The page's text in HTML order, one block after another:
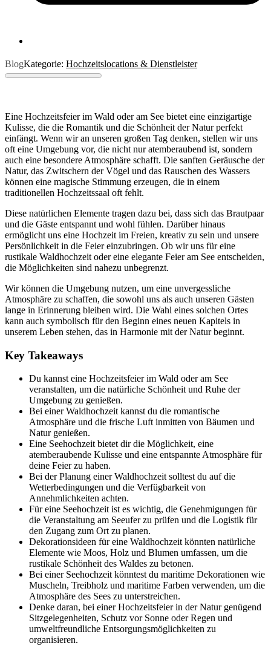
BlogKategorie: Hochzeitslocations & Dienstleister
Eine Hochzeitsfeier im Wald oder am See bietet eine einzigartige
Kulisse, die die Romantik und die Schönheit der Natur perfekt
einfängt. Wenn wir an unseren großen Tag denken, stellen wir uns
oft eine Umgebung vor, die nicht nur atemberaubend ist, sondern
auch eine besondere Atmosphäre schafft. Die sanften Geräusche der
Natur, das Zwitschern der Vögel und das Rauschen des Wassers
können eine magische Stimmung erzeugen, die in einem
traditionellen Hochzeitssaal oft fehlt.
Diese natürlichen Elemente tragen dazu bei, dass sich das Brautpaar
und die Gäste entspannt und wohl fühlen. Darüber hinaus
ermöglicht uns eine Hochzeit im Freien, kreativ zu sein und unsere
Persönlichkeit in die Feier einzubringen. Ob wir uns für eine
rustikale Waldhochzeit oder eine elegante Feier am See entscheiden,
die Möglichkeiten sind nahezu unbegrenzt.
Wir können die Umgebung nutzen, um eine unvergessliche
Atmosphäre zu schaffen, die sowohl uns als auch unseren Gästen
lange in Erinnerung bleiben wird. Die Wahl eines solchen Ortes
kann auch symbolisch für den Beginn eines neuen Kapitels in
unserem Leben stehen, das in Harmonie mit der Natur beginnt.
Key Takeaways
Du kannst eine Hochzeitsfeier im Wald oder am See
veranstalten, um die natürliche Schönheit und Ruhe der
Umgebung zu genießen.
Bei einer Waldhochzeit kannst du die romantische
Atmosphäre und die frische Luft inmitten von Bäumen und
Natur genießen.
Eine Seehochzeit bietet dir die Möglichkeit, eine
atemberaubende Kulisse und eine entspannte Atmosphäre für
deine Feier zu haben.
Bei der Planung einer Waldhochzeit solltest du auf die
Wetterbedingungen und die Verfügbarkeit von
Annehmlichkeiten achten.
Für eine Seehochzeit ist es wichtig, die Genehmigungen für
die Veranstaltung am Seeufer zu prüfen und die Logistik für
den Zugang zum Ort zu planen.
Dekorationsideen für eine Waldhochzeit könnten natürliche
Elemente wie Moos, Holz und Blumen umfassen, um die
rustikale Schönheit des Waldes zu betonen.
Bei einer Seehochzeit könntest du maritime Dekorationen wie
Muscheln, Treibholz und maritime Farben verwenden, um die
Atmosphäre des Sees zu unterstreichen.
Denke daran, bei einer Hochzeitsfeier in der Natur genügend
Sitzgelegenheiten, Schutz vor Sonne oder Regen und
umweltfreundliche Entsorgungsmöglichkeiten zu
organisieren.